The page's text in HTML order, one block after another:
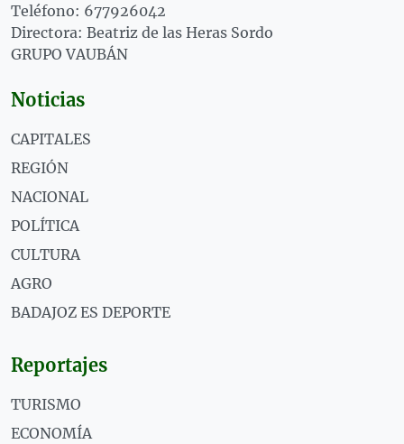
Teléfono: 677926042
Directora: Beatriz de las Heras Sordo
GRUPO VAUBÁN
Noticias
CAPITALES
REGIÓN
NACIONAL
POLÍTICA
CULTURA
AGRO
BADAJOZ ES DEPORTE
Reportajes
TURISMO
ECONOMÍA